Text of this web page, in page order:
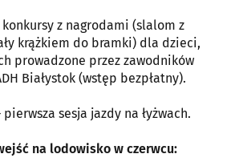
konkursy z nagrodami (slalom z
krążkiem do bramki) dla dzieci,
prowadzone przez zawodników
Białystok (wstęp bezpłatny).
pierwsza sesja jazdy na łyżwach.
na lodowisko w czerwcu: